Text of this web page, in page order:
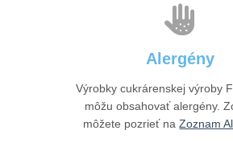
Alergény
Výrobky cukrárenskej výroby
môžu obsahovať alergény.
môžete pozrieť naZoznam